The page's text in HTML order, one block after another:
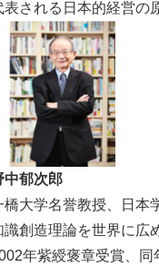
表される日本的経営の
中郁次郎
橋大学名誉教授、日本
識創造理論を世界に広
年紫綬褒章受賞、